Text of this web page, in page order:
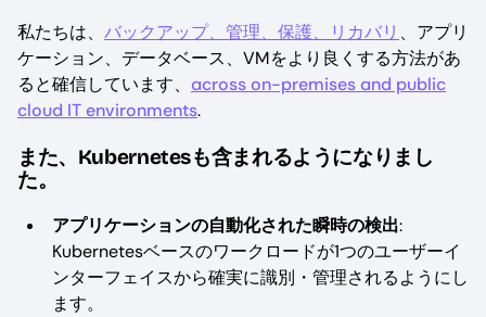
私たちは、 バックアップ、管理、保護、リカバリ 、アプリ
ケーション、データベース、VMをより良くする方法があ
ると確信しています、 across on-premises and public
cloud IT environments.
また、Kubernetesも含まれるようになりまし
た。
アプリケーションの自動化された瞬時の検出:
Kubernetesベースのワークロードが1つのユーザーイ
ンターフェイスから確実に識別・管理されるようにし
ます。